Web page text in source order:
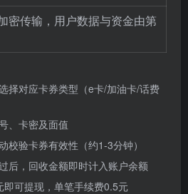
密传输，用户数据与资金由第
择对应卡券类型（e卡/加油卡/话费
、卡密及面值
校验卡券有效性（约1-3分钟）
后，回收金额即时计入账户余额
即可提现，单笔手续费0.5元